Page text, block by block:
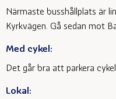
Närmaste busshållplats är
Kyrkvägen. Gå sedan mot
Med cykel:
Det går bra att parkera
Lokal: